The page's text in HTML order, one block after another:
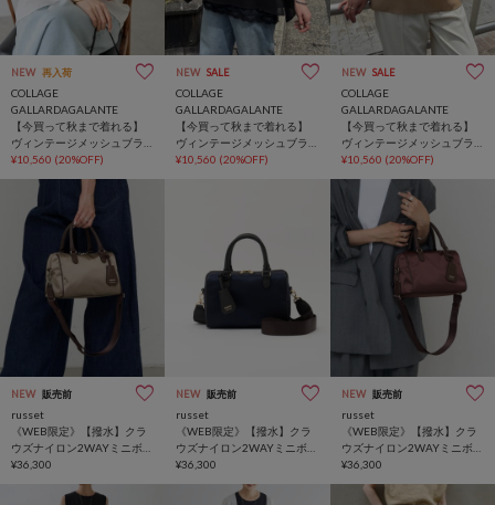
NEW 再入荷
COLLAGE
GALLARDAGALANTE
【今買って秋まで着れる】
ヴィンテージメッシュブラ
ウス/シアー
¥10,560 (20%OFF)
NEW SALE
COLLAGE
GALLARDAGALANTE
【今買って秋まで着れる】
ヴィンテージメッシュブラ
ウス/シアー
¥10,560 (20%OFF)
NEW SALE
COLLAGE
GALLARDAGALANTE
【今買って秋まで着れる】
ヴィンテージメッシュブラ
ウス/シアー
¥10,560 (20%OFF)
NEW 販売前
russet
《WEB限定》【撥水】クラ
ウズナイロン2WAYミニボス
トンバッグ
¥36,300
NEW 販売前
russet
《WEB限定》【撥水】クラ
ウズナイロン2WAYミニボス
トンバッグ
¥36,300
NEW 販売前
russet
《WEB限定》【撥水】クラ
ウズナイロン2WAYミニボス
トンバッグ
¥36,300